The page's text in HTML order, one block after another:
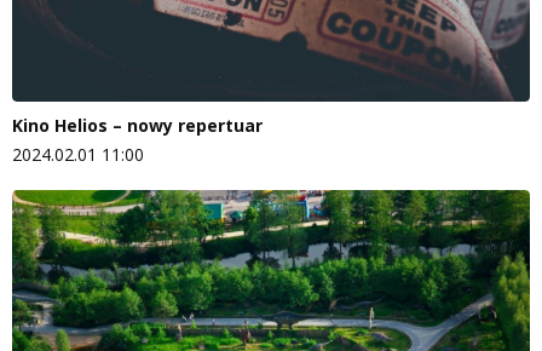
Kino Helios – nowy repertuar
2024.02.01 11:00